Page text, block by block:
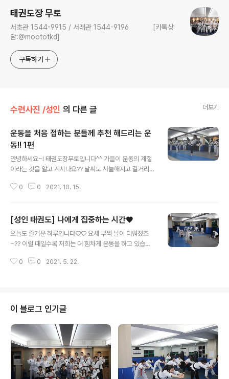
태권도장 무토
서초관 1544-9915 / 서래관 1544-9196 [카톡상
담:@moototkd]
구독하기
수련사진 /성인 의 다른 글 더보기
운동을 처음 접하는 분들께 추천 해드리는 운
동!! 1편
안녕하세요~! 태권도장무토입니다^^ 가을이 운동의 계절
이라는 것을 알고 계시나요?? 날씨도 서늘해지고 길거리에
에 잔돈은 꼭 들고다녀야하는 계절이기도 하죠 ) 살들도...
있어서 찾아왔습니다! 저도 많은 운동을 해봤지만 역시 혼
자 운동하기에는 힘들때가 있죠~ 그런 분들에게 딱 적합한
운동이 있습니다! 바!로! 태권도입니다 요즘은 여성분들이
요?? 가장 많이 들었던 이유는 중 하나는 자신의 몸을 보호
0 0 2021. 10. 15.
[성인 태권도] 나에게 집중하는 시간♥
오늘도 즐거운 하루입니다♡♡ 요새 부쩍 날이 더워졌죠
~?? 이럴 때일수록 저희는 더 힘차게 운동을 하고 있습니
할텐데요?! 핵심 포인트는 기.본.기 입니다!! 기본기를 할 때
을 풀어줍니다! 가볍게 걷기와 달리기로 몸에 열을 내줍니
다!! 기본 손 동작 연습을 하다가~ 기본 발 자세와 발차기를
같이 연습해줍니다!!^^ 수련생분들 모두 오로지 자기 자신
에게만 집중하는 시간을 가졌습니다! 많이 힘들기도 하고
어려웠을텐데 땀을 흘려가면서 연습하는 모습들이 너무 멋
있지 않나요?♡ 저희 태..
0 0 2021. 5. 22.
이 블로그 인기글